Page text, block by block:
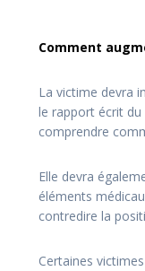
Comment
La victime devra
le rapport écrit
comprendre
Elle devra
éléments
contredire la
Certaines